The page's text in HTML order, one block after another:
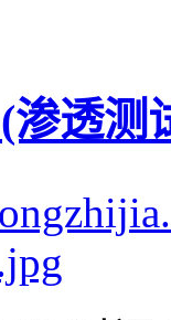
透测